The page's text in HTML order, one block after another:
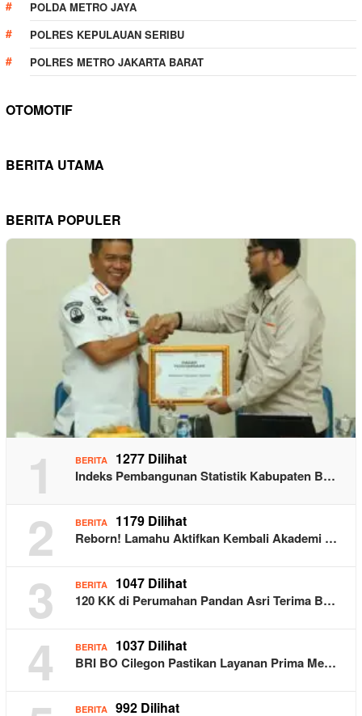
POLDA METRO JAYA
POLRES KEPULAUAN SERIBU
POLRES METRO JAKARTA BARAT
OTOMOTIF
BERITA UTAMA
BERITA POPULER
1 BERITA 1277 Dilihat
Indeks Pembangunan Statistik Kabupaten B…
2 BERITA 1179 Dilihat
Reborn! Lamahu Aktifkan Kembali Akademi …
3 BERITA 1047 Dilihat
120 KK di Perumahan Pandan Asri Terima B…
4 BERITA 1037 Dilihat
BRI BO Cilegon Pastikan Layanan Prima Me…
BERITA 992 Dilihat